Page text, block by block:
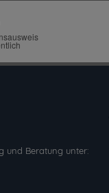
und Beratung unter: